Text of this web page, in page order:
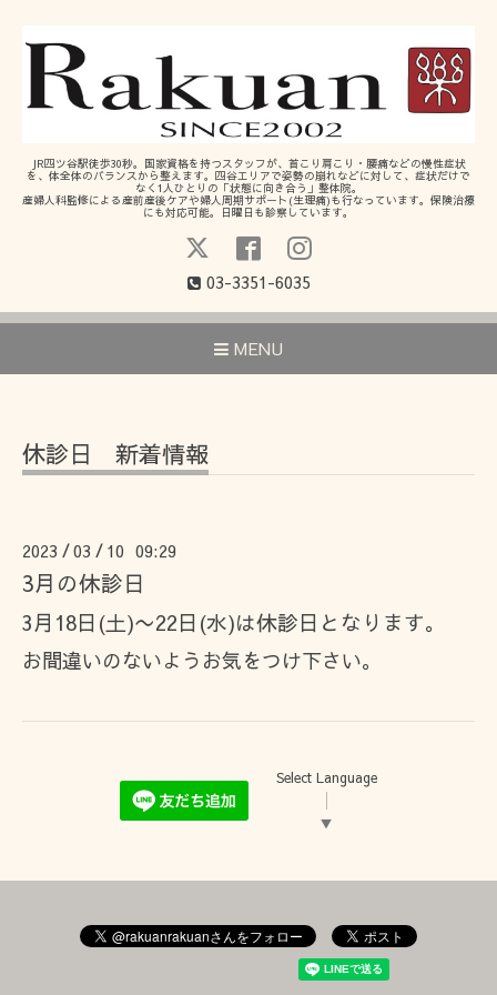
JR四ツ谷駅徒歩30秒。国家資格を持つスタッフが、首こり肩こり・腰痛などの慢性症状
を、体全体のバランスから整えます。四谷エリアで姿勢の崩れなどに対して、症状だけで
なく1人ひとりの「状態に向き合う」整体院。
産婦人科監修による産前産後ケアや婦人周期サポート(生理痛)も行なっています。保険治療
にも対応可能。日曜日も診察しています。
03-3351-6035
MENU
休診日 新着情報
2023 /03 / 10 09:29
3月の休診日
3月18日(土)〜22日(水)は休診日となります。
お間違いのないようお気をつけ下さい。
Select Language
▼